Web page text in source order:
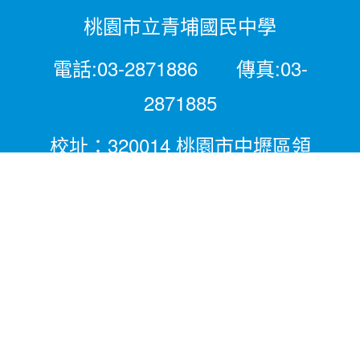
桃園市立青埔國民中學
電話:03-2871886 傳真:03-
2871885
校址：320014 桃園市中壢區領